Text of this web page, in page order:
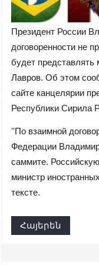
Президент России
договоренности не
будет представлять
Лавров. Об этом
сайте канцелярии
Республики Сирила
''По взаимной
Федерации
саммите.
министр
тексте.
Հայերեն